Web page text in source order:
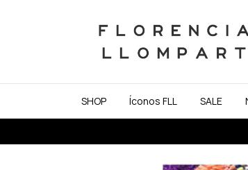
SHOP Íconos FLL SALE